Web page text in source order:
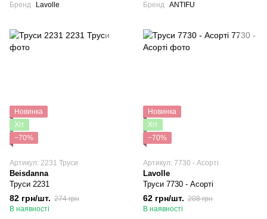
Бренд
Lavolle
Бренд ANTIFU
Новинка
Хіт
−70%
Артикул: 2231 Труси
Beisdanna
Труси 2231
82 грн/шт. 274 грн
В наявності
Новинка
Хіт
−70%
Артикул: 7730 - Асорті
Lavolle
Труси 7730 - Асорті
62 грн/шт. 208 грн
В наявності